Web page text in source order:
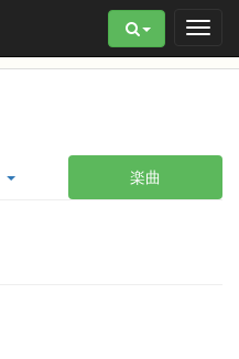
楽曲